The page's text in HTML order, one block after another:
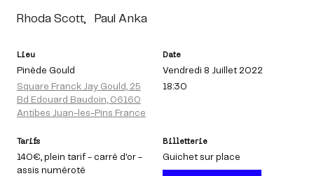
Rhoda Scott, Paul Anka
Lieu
Pinède Gould
Square Franck Jay Gould, 25
Bd Edouard Baudoin, 06160
Antibes Juan-les-Pins France
Date
Vendredi 8 Juillet 2022
18:30
Tarifs
140€, plein tarif - carré d'or -
assis numéroté
Billetterie
Guichet sur place